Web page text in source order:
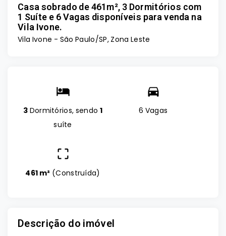
Casa sobrado de 461m², 3 Dormitórios com
1 Suíte e 6 Vagas disponíveis para venda na
Vila Ivone.
Vila Ivone - São Paulo/SP, Zona Leste
3 Dormitórios, sendo 1
suíte
6 Vagas
461 m² (Construída)
Descrição do imóvel